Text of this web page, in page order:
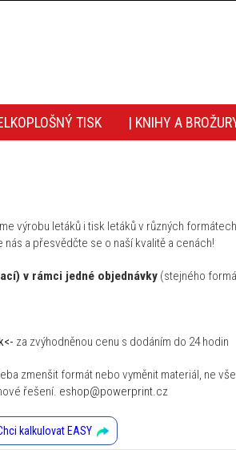
TISK | KNIHY A
výrobu letáků i tisk letáků v různých
a přesvědčte se o naší kvalitě a cenách!
v rámci jedné objednávky (stejného
za zvýhodněnou cenu s dodáním do 24 hodin
zmenšit formát nebo vyměnit materiál, ne
řešení. eshop@powerprint.cz
kalkulovat EASY